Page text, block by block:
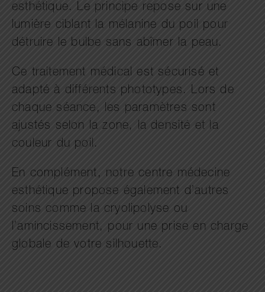
esthétique. Le principe repose sur une
lumière ciblant la mélanine du poil pour
détruire le bulbe sans abîmer la peau.
Ce traitement médical est sécurisé et
adapté à différents phototypes. Lors de
chaque séance, les paramètres sont
ajustés selon la zone, la densité et la
couleur du poil.
En complément, notre centre médecine
esthétique propose également d’autres
soins comme la cryolipolyse ou
l’amincissement, pour une prise en charge
globale de votre silhouette.